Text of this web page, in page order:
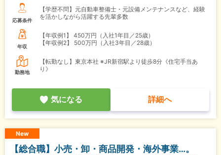
応募条件
【学歴不問】元自動車整備士・元設備メンテナンスなど、経験
を活かしながら活躍する先輩多数
年収
【年収例1】
450万円（入社1年目／25歳）
【年収例2】
500万円（入社3年目／28歳）
勤務地
【転勤なし】東京本社 ※JR新宿駅より徒歩8分《住宅手当あ
り》
気になる 詳細へ
New
【総合職】小売・卸・商品開発・海外事業…。